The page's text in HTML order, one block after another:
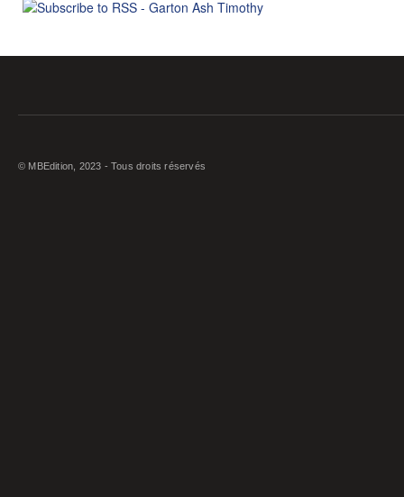
© MBEdition, 2023 - Tous droits réservés